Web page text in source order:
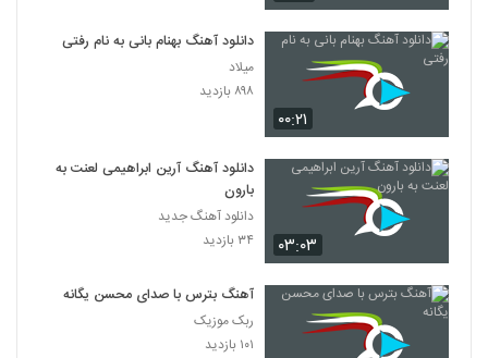
۰۰:۲۱
دانلود آهنگ بهنام بانی به نام رفتی
میلاد
۸۹۸ بازدید
۰۳:۰۳
دانلود آهنگ آرین ابراهیمی لعنت به
بارون
دانلود آهنگ جدید
۳۴ بازدید
آهنگ بترس با صدای محسن یگانه
ربک موزیک
۱۰۱ بازدید